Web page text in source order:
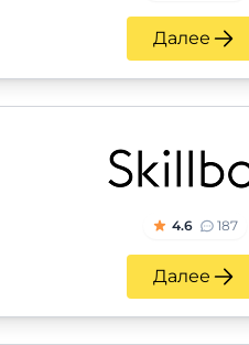
Далее
4.6 187
Далее